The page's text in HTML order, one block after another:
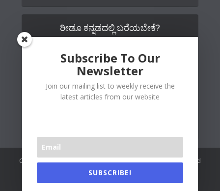
ರೀಡೂ ಕನ್ನಡದಲ್ಲಿ ಬರೆಯಬೇಕೆ?
Copywrite© 2026 Readoo Media Private Limited. Created and
maintained byThe Web People
Subscribe To Our
Newsletter
Join our mailing list to weekly receive the
latest articles from our website
SUBSCRIBE!